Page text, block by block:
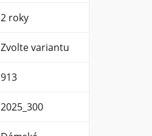
2 roky
Zvolte variantu
913
2025_300